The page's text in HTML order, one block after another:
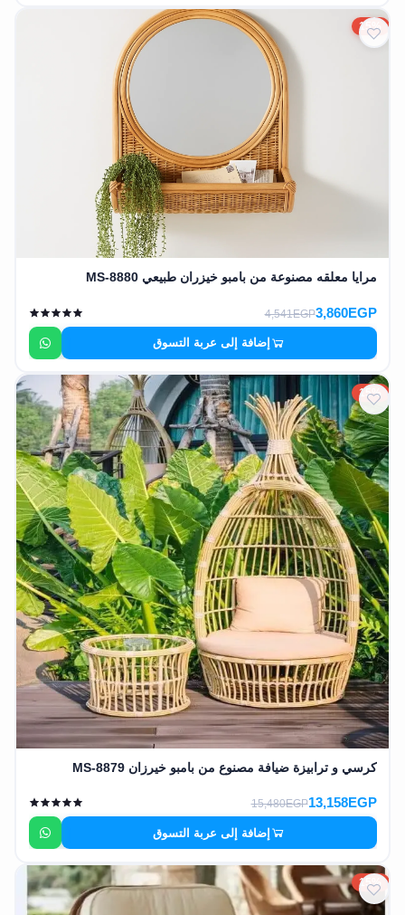
15%
مرايا معلقه مصنوعة من بامبو خيزران طبيعي MS-8880
3,860EGP
4,541EGP
إضافة إلى عربة التسوق
15%
كرسي و ترابيزة ضيافة مصنوع من بامبو خيرزان MS-8879
13,158EGP
15,480EGP
إضافة إلى عربة التسوق
15%